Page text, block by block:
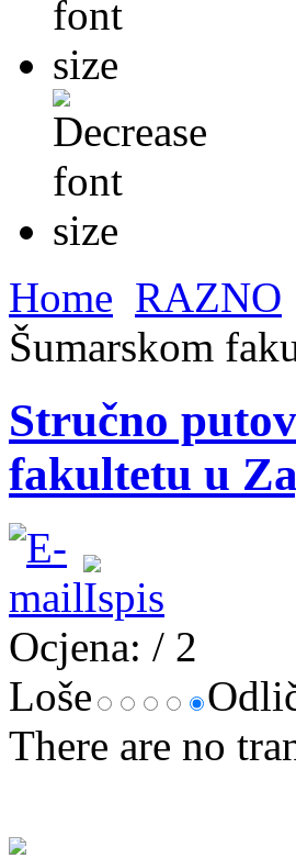
Home RAZNO
Šumarskom
Stručno
fakultetu u
Ocjena: / 2
Loše
There are no